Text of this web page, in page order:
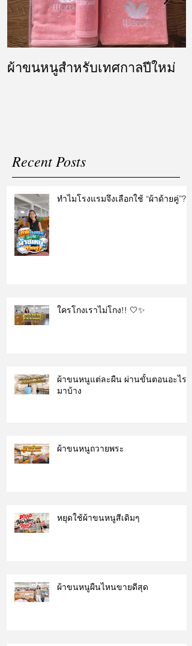
ผ้าขนหนูสำหรับเทศกาลปีใหม่
Recent Posts
ทำไมโรงแรมจึงเลือกใช้ “ผ้าด้ายคู่”?
ใครโกงเราไม่โกง!! 🤍✨
ผ้าขนหนูแต่ละผืน ผ่านขั้นตอนอะไร
มาบ้าง
ผ้าขนหนูถวายพระ
หยุดใช้ผ้าขนหนูสีเดิมๆ
ผ้าขนหนูผืนไหนขายดีสุด